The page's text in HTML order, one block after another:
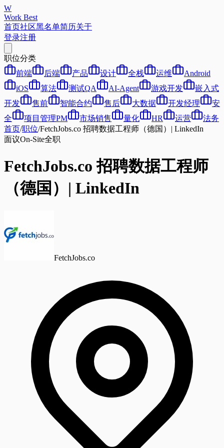
W
Work Best
首页社区黑名单简历关于
登录注册
职位分类
前端
后端 产品 设计 全栈 运维
Android
iOS
算法 测试QA AI-Agent 游戏开发
嵌入式
开发
售前 智能合约 售后 大数据 开发经理
安
全
项目管理PM 市场销售 量化 HR 运营
法务
首页/职位/FetchJobs.co 招聘数据工程师（德国）| LinkedIn
面议On-Site全职
FetchJobs.co 招聘数据工程师
（德国）| LinkedIn
FetchJobs.co